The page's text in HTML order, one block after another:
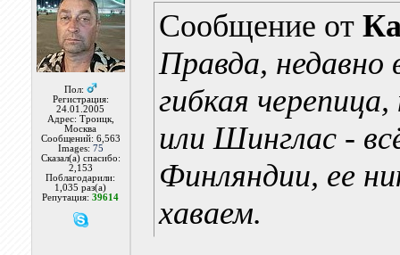
Пол:
Регистрация:
24.01.2005
Адрес: Троицк,
Москва
Сообщений: 6,563
Images: 75
Сказал(а) спасибо:
2,153
Поблагодарили:
1,035 раз(а)
Репутация:39614
Сообщение от
Правда, недавно
гибкая
или Шинглас -
Финляндии, ее
хаваем.